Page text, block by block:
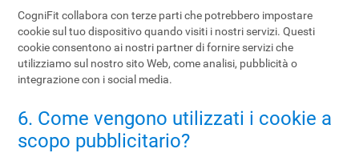
CogniFit collabora con terze parti che potrebbero impostare
cookie sul tuo dispositivo quando visiti i nostri servizi. Questi
cookie consentono ai nostri partner di fornire servizi che
utilizziamo sul nostro sito Web, come analisi, pubblicità o
integrazione con i social media.
6. Come vengono utilizzati i cookie a
scopo pubblicitario?